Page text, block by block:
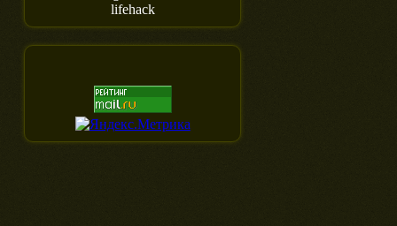
lifehack